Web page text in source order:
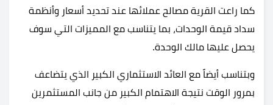
كما راعت القرية مصالح عملائها عند تحديد أسعار وأنظمة
سداد قيمة الوحدات، بما يتناسب مع المميزات التي سوف
يحصل عليها مالك الوحدة.
وبتناسب أيضاً مع العائد الاستثماري الكبير الذي يتضاعف
بمرور الوقت نتيجة الاهتمام الكبير من جانب المستثمرين